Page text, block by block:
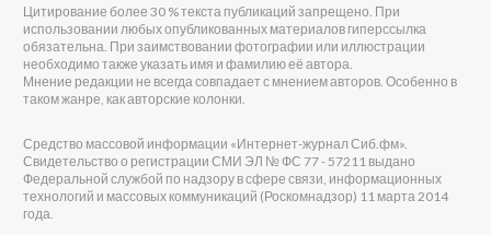
Цитирование более 30 % текста публикаций запрещено. При
использовании любых опубликованных материалов гиперссылка
обязательна. При заимствовании фотографии или иллюстрации
необходимо также указать имя и фамилию её автора.
Мнение редакции не всегда совпадает с мнением авторов. Особенно в
таком жанре, как авторские колонки.
Средство массовой информации «Интернет-журнал Сиб.фм».
Свидетельство о регистрации СМИ ЭЛ № ФС 77 - 57211 выдано
Федеральной службой по надзору в сфере связи, информационных
технологий и массовых коммуникаций (Роскомнадзор) 11 марта 2014
года.